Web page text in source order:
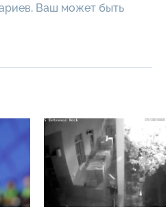
Ваш может быть